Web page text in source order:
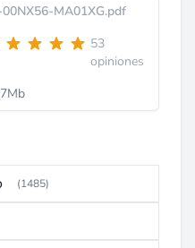
MA01XG.pdf
53
opiniones
(1485)